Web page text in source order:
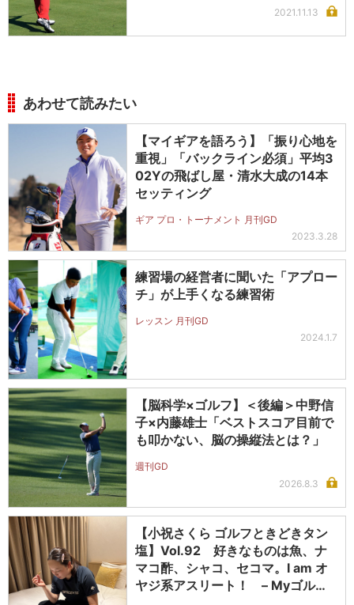
2021.11.13
あわせて読みたい
【マイギアを語ろう】「振り心地を
重視」「バックライン必須」平均3
02Yの飛ばし屋・清水大成の14本
セッティング
ギア プロ・トーナメント 月刊GD
2023.3.28
練習場の経営者に聞いた「アプロー
チ」が上手くなる練習術
レッスン 月刊GD
2024.1.7
【脳科学×ゴルフ】＜後編＞中野信
子×内藤雄士「ベストスコア目前で
も叩かない、脳の操縦法とは？」
週刊GD
2026.8.3
【小祝さくら ゴルフときどきタン
塩】Vol.92 好きなものは魚、ナ
マコ酢、シャコ、セコマ。I am オ
ヤジ系アスリート！ – Myゴルフ